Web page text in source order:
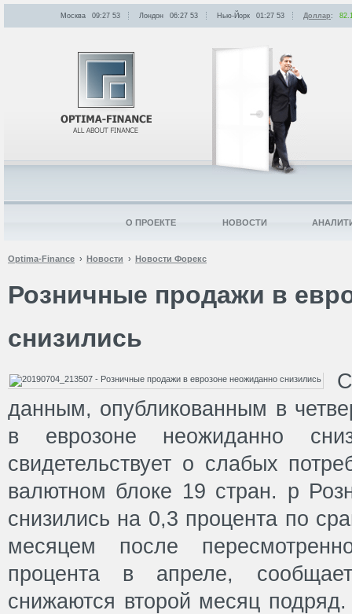
Optima-Finance Новости Новости Форекс
Розничные продажи в
снизились
данным, опубликованным в
в еврозоне неожиданно
свидетельствует о слабых
валютном блоке 19 стран. p
снизились на 0,3 процента по
месяцем после
процента в апреле,
снижаются второй месяц
Москва 09:27 53 Лондон 06:27 53 Нью-Йорк 01:27 53 Доллар:
О ПРОЕКТЕ НОВОСТИ